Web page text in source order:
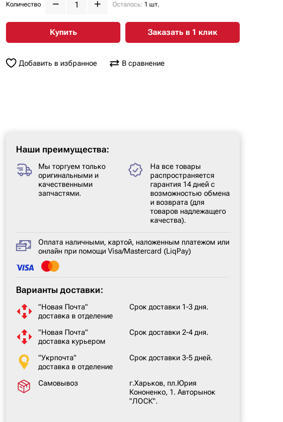
Количество Осталось: 1 шт.
Купить Заказать в 1 клик
Добавить в избранное В сравнение
Наши преимущества:
Мы торгуем только
оригинальными и
качественными
запчастями.
На все товары
распространяется
гарантия 14 дней с
возможностью обмена
и возврата (для
товаров надлежащего
качества).
Оплата наличными, картой, наложенным платежом или
онлайн при помощи Visa/Mastercard (LiqPay)
Варианты доставки:
"Новая Почта"
доставка в отделение
Срок доставки 1-3 дня.
"Новая Почта"
доставка курьером
Срок доставки 2-4 дня.
"Укрпочта"
доставка в отделение
Срок доставки 3-5 дней.
Самовывоз
г.Харьков, пл.Юрия
Кононенко, 1. Авторынок
"ЛОСК".